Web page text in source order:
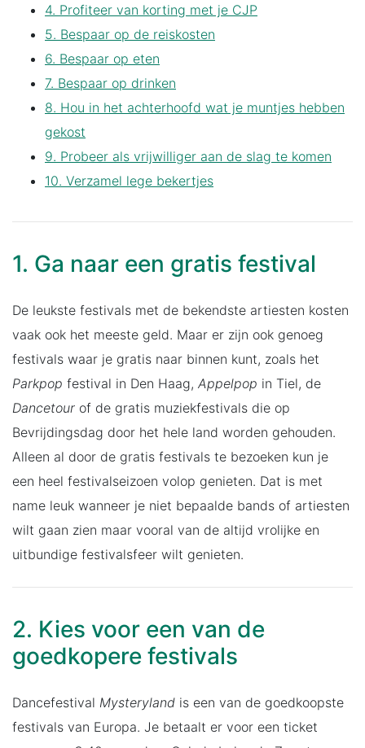
4. Profiteer van korting met je CJP
5. Bespaar op de reiskosten
6. Bespaar op eten
7. Bespaar op drinken
8. Hou in het achterhoofd wat je muntjes hebben
gekost
9. Probeer als vrijwilliger aan de slag te komen
10. Verzamel lege bekertjes
1. Ga naar een gratis festival
De leukste festivals met de bekendste artiesten kosten
vaak ook het meeste geld. Maar er zijn ook genoeg
festivals waar je gratis naar binnen kunt, zoals het
Parkpop festival in Den Haag, Appelpop in Tiel, de
Dancetour of de gratis muziekfestivals die op
Bevrijdingsdag door het hele land worden gehouden.
Alleen al door de gratis festivals te bezoeken kun je
een heel festivalseizoen volop genieten. Dat is met
name leuk wanneer je niet bepaalde bands of artiesten
wilt gaan zien maar vooral van de altijd vrolijke en
uitbundige festivalsfeer wilt genieten.
2. Kies voor een van de
goedkopere festivals
Dancefestival Mysteryland is een van de goedkoopste
festivals van Europa. Je betaalt er voor een ticket